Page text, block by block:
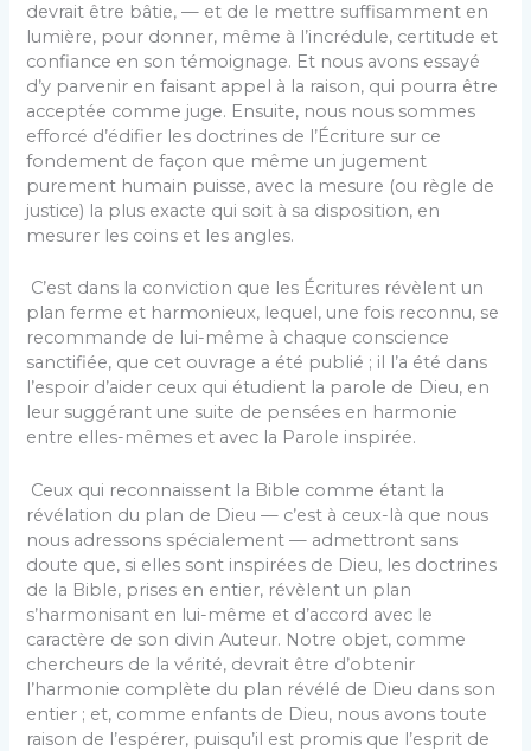
devrait être bâtie, — et de le mettre suffisamment en
lumière, pour donner, même à l’incrédule, certitude et
confiance en son témoignage. Et nous avons essayé
d’y parvenir en faisant appel à la raison, qui pourra être
acceptée comme juge. Ensuite, nous nous sommes
efforcé d’édifier les doctrines de l’Écriture sur ce
fondement de façon que même un jugement
purement humain puisse, avec la mesure (ou règle de
justice) la plus exacte qui soit à sa disposition, en
mesurer les coins et les angles.
C’est dans la conviction que les Écritures révèlent un
plan ferme et harmonieux, lequel, une fois reconnu, se
recommande de lui-même à chaque conscience
sanctifiée, que cet ouvrage a été publié ; il l’a été dans
l’espoir d’aider ceux qui étudient la parole de Dieu, en
leur suggérant une suite de pensées en harmonie
entre elles-mêmes et avec la Parole inspirée.
Ceux qui reconnaissent la Bible comme étant la
révélation du plan de Dieu — c’est à ceux-là que nous
nous adressons spécialement — admettront sans
doute que, si elles sont inspirées de Dieu, les doctrines
de la Bible, prises en entier, révèlent un plan
s’harmonisant en lui-même et d’accord avec le
caractère de son divin Auteur. Notre objet, comme
chercheurs de la vérité, devrait être d’obtenir
l’harmonie complète du plan révélé de Dieu dans son
entier ; et, comme enfants de Dieu, nous avons toute
raison de l’espérer, puisqu’il est promis que l’esprit de